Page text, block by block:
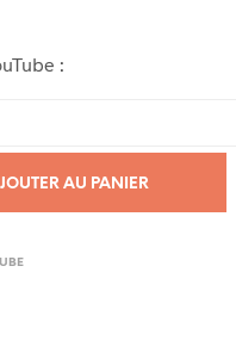
:
AU PANIER